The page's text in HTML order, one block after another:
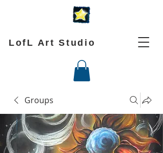
LofL Art Studio
Groups